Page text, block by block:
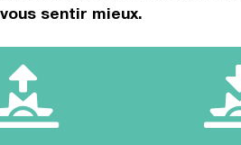
sentir mieux.